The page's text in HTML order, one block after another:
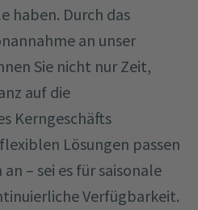
haben. Durch das
an unser
Sie nicht nur Zeit,
auf die
Kerngeschäfts
Lösungen passen
– sei es für saisonale
Verfügbarkeit.